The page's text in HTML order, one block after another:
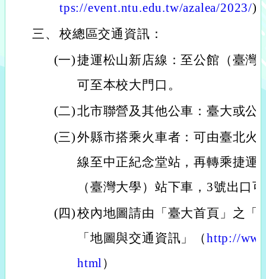
tps://event.ntu.edu.tw/azalea/2023/)
三、 校總區交通資訊：
(一)捷運松山新店線：至公館（臺灣
可至本校大門口。
(二)北市聯營及其他公車：臺大或公
(三)外縣市搭乘火車者：可由臺北火
線至中正紀念堂站，再轉乘捷運
（臺灣大學）站下車，3號出口
(四)校內地圖請由「臺大首頁」之「
「地圖與交通資訊」（http://
html）